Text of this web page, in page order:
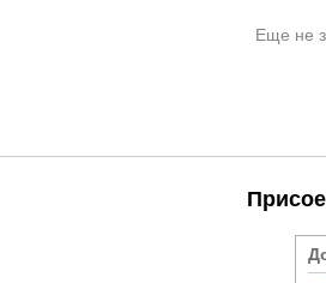
Еще не